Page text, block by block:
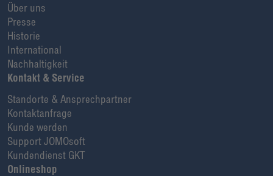
Über uns
Presse
Historie
International
Nachhaltigkeit
Kontakt & Service
Standorte & Ansprechpartner
Kontaktanfrage
Kunde werden
Support JOMOsoft
Kundendienst GKT
Onlineshop